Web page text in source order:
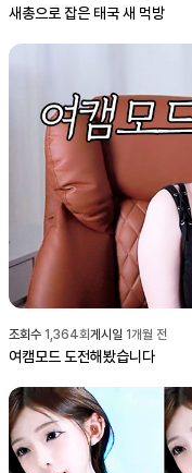
새총으로 잡은 태국 새 먹방
조회수 1,364회게시일 1개월 전
여캠모드 도전해봤습니다